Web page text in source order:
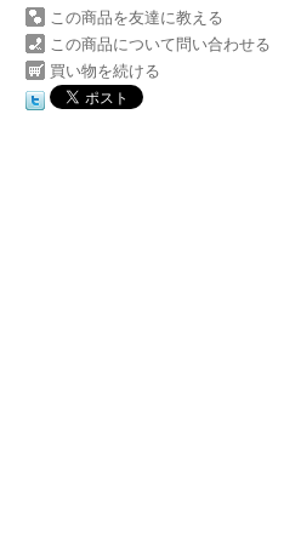
この商品を友達に教える
この商品について問い合わせる
買い物を続ける